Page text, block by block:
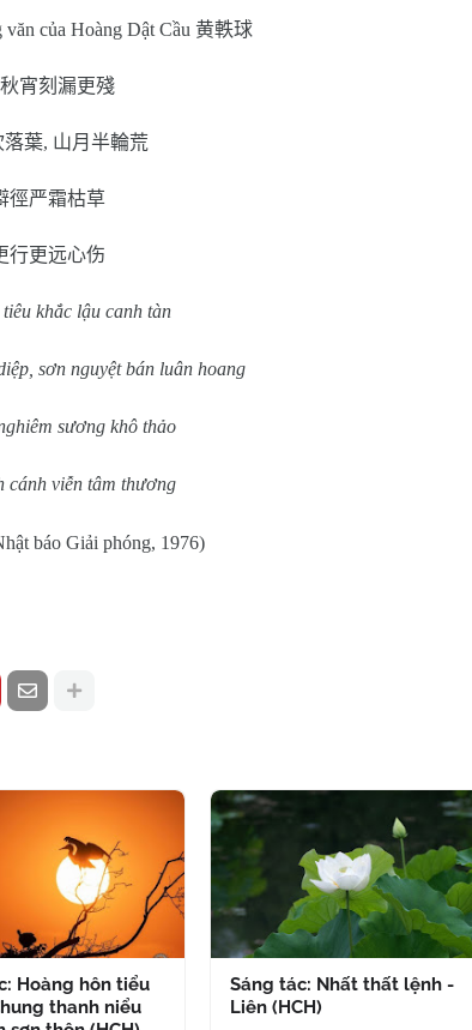
của Hoàng Dật Cầu 黄軼球
宵刻漏更殘
落葉, 山月半輪荒
徑严霜枯草
行更远心伤
khắc lậu canh tàn
sơn nguyệt bán luân hoang
sương khô thảo
cánh viễn tâm thương
báo Giải phóng, 1976)
Hoàng hôn tiểu
thanh niểu
Sáng tác: Nhất thất lệnh -
Liên (HCH)